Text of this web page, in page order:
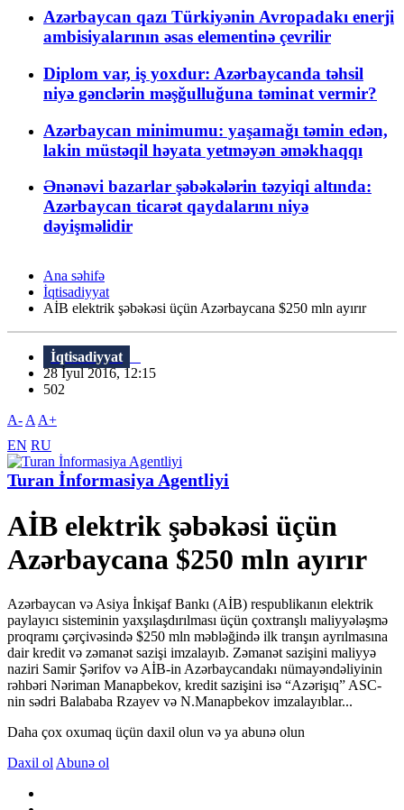
Azərbaycan qazı Türkiyənin Avropadakı enerji
ambisiyalarının əsas elementinə çevrilir
Diplom var, iş yoxdur: Azərbaycanda təhsil
niyə gənclərin məşğulluğuna təminat vermir?
Azərbaycan minimumu: yaşamağı təmin edən,
lakin müstəqil həyata yetməyən əməkhaqqı
Ənənəvi bazarlar şəbəkələrin təzyiqi altında:
Azərbaycan ticarət qaydalarını niyə
dəyişməlidir
Ana səhifə
İqtisadiyyat
AİB elektrik şəbəkəsi üçün Azərbaycana $250 mln ayırır
İqtisadiyyat
28 İyul 2016, 12:15
502
A- A A+
EN RU
Turan İnformasiya Agentliyi
AİB elektrik şəbəkəsi üçün
Azərbaycana $250 mln ayırır
Azərbaycan və Asiya İnkişaf Bankı (AİB) respublikanın elektrik
paylayıcı sisteminin yaxşılaşdırılması üçün çoxtranşlı maliyyələşmə
proqramı çərçivəsində $250 mln məbləğində ilk tranşın ayrılmasına
dair kredit və zəmanət sazişi imzalayıb. Zəmanət sazişini maliyyə
naziri Samir Şərifov və AİB-in Azərbaycandakı nümayəndəliyinin
rəhbəri Nəriman Manapbekov, kredit sazişini isə “Azərişıq” ASC-
nin sədri Balababa Rzayev və N.Manapbekov imzalayıblar...
Daha çox oxumaq üçün daxil olun və ya abunə olun
Daxil ol Abunə ol